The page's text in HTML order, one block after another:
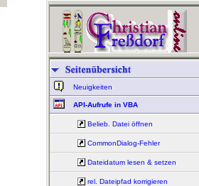
Neuigkeiten
API-Aufrufe in VBA
Belieb. Datei öffnen
CommonDialog-Fehler
Dateidatum lesen & setzen
rel. Dateipfad korrigieren